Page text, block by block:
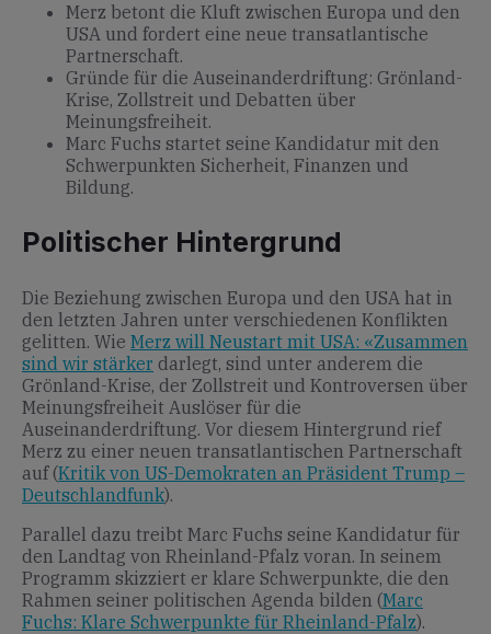
Merz betont die Kluft zwischen Europa und den
USA und fordert eine neue transatlantische
Partnerschaft.
Gründe für die Auseinanderdriftung: Grönland-
Krise, Zollstreit und Debatten über
Meinungsfreiheit.
Marc Fuchs startet seine Kandidatur mit den
Schwerpunkten Sicherheit, Finanzen und
Bildung.
Politischer Hintergrund
Die Beziehung zwischen Europa und den USA hat in
den letzten Jahren unter verschiedenen Konflikten
gelitten. Wie Merz will Neustart mit USA: «Zusammen
sind wir stärker darlegt, sind unter anderem die
Grönland-Krise, der Zollstreit und Kontroversen über
Meinungsfreiheit Auslöser für die
Auseinanderdriftung. Vor diesem Hintergrund rief
Merz zu einer neuen transatlantischen Partnerschaft
auf (Kritik von US-Demokraten an Präsident Trump –
Deutschlandfunk).
Parallel dazu treibt Marc Fuchs seine Kandidatur für
den Landtag von Rheinland-Pfalz voran. In seinem
Programm skizziert er klare Schwerpunkte, die den
Rahmen seiner politischen Agenda bilden (Marc
Fuchs: Klare Schwerpunkte für Rheinland-Pfalz).